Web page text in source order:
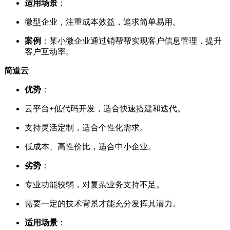
适用场景 ：
微型企业，注重成本效益，追求简单易用。
案例 ：某小微企业通过销帮帮实现客户信息管理，提升
客户互动率。
简道云
优势 ：
云平台+低代码开发，适合快速搭建和迭代。
支持灵活定制，适合个性化需求。
低成本、高性价比，适合中小企业。
劣势 ：
专业功能较弱，对复杂业务支持不足。
需要一定的技术背景才能充分发挥其潜力。
适用场景 ：